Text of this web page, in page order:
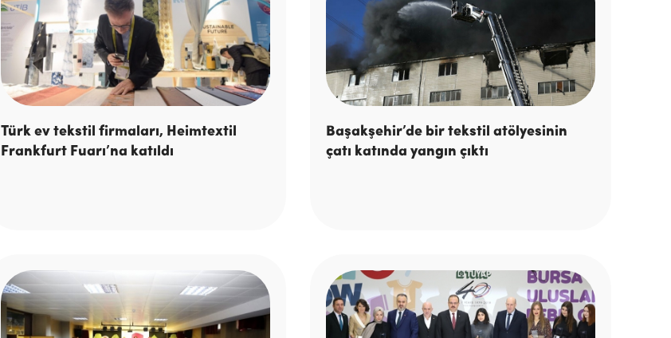
Türk ev tekstil firmaları, Heimtextil
Frankfurt Fuarı’na katıldı
Başakşehir’de bir tekstil atölyesinin
çatı katında yangın çıktı